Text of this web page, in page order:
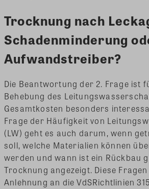
Trocknung nach
Schadenminderung
Aufwandstreiber?
Die Beantwortung der 2. Frage ist
Behebung des
Gesamtkosten besonders
Frage der Häufigkeit von
(LW) geht es auch darum, wenn
soll, welche Materialien können
werden und wann ist ein Rückbau
Trocknung angezeigt. Diese
Anlehnung an die VdSRichtlinien